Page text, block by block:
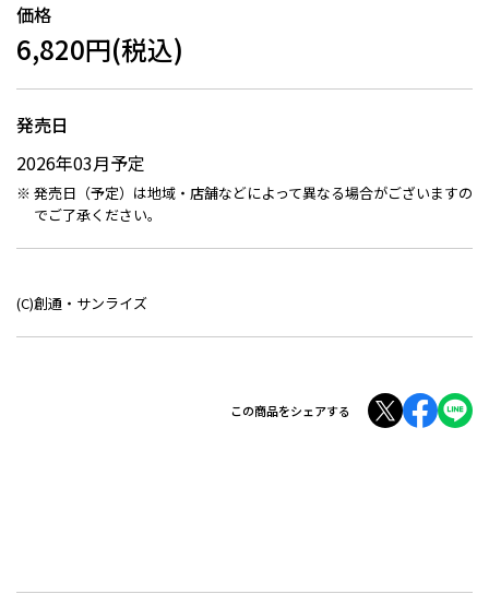
価格
6,820円(税込)
発売日
2026年03月予定
発売日（予定）は地域・店舗などによって異なる場合がございますの
でご了承ください。
(C)創通・サンライズ
この商品をシェアする